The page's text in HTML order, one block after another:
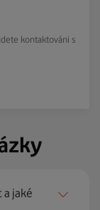
kontaktováni s
jaké